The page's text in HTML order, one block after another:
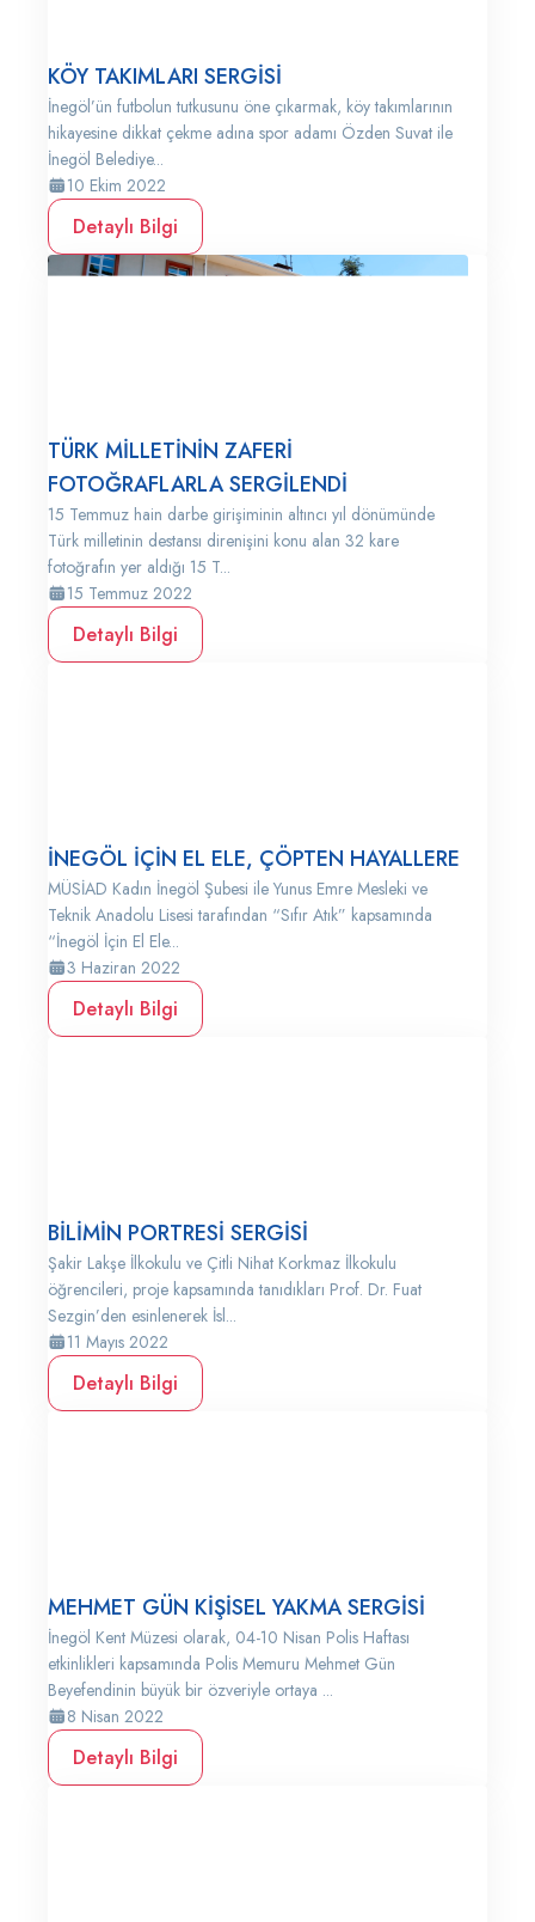
KÖY TAKIMLARI SERGİSİ
İnegöl’ün futbolun tutkusunu öne çıkarmak, köy takımlarının
hikayesine dikkat çekme adına spor adamı Özden Suvat ile
İnegöl Belediye...
10 Ekim 2022
Detaylı Bilgi
TÜRK MİLLETİNİN ZAFERİ
FOTOĞRAFLARLA SERGİLENDİ
15 Temmuz hain darbe girişiminin altıncı yıl dönümünde
Türk milletinin destansı direnişini konu alan 32 kare
fotoğrafın yer aldığı 15 T...
15 Temmuz 2022
Detaylı Bilgi
İNEGÖL İÇİN EL ELE, ÇÖPTEN HAYALLERE
MÜSİAD Kadın İnegöl Şubesi ile Yunus Emre Mesleki ve
Teknik Anadolu Lisesi tarafından “Sıfır Atık” kapsamında
“İnegöl İçin El Ele...
3 Haziran 2022
Detaylı Bilgi
BİLİMİN PORTRESİ SERGİSİ
Şakir Lakşe İlkokulu ve Çitli Nihat Korkmaz İlkokulu
öğrencileri, proje kapsamında tanıdıkları Prof. Dr. Fuat
Sezgin’den esinlenerek İsl...
11 Mayıs 2022
Detaylı Bilgi
MEHMET GÜN KİŞİSEL YAKMA SERGİSİ
İnegöl Kent Müzesi olarak, 04-10 Nisan Polis Haftası
etkinlikleri kapsamında Polis Memuru Mehmet Gün
Beyefendinin büyük bir özveriyle ortaya ...
8 Nisan 2022
Detaylı Bilgi